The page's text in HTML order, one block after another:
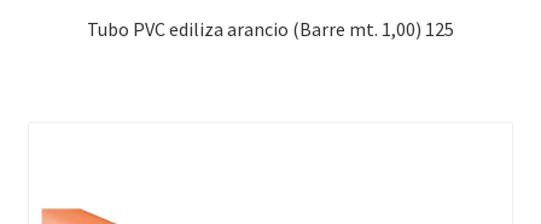
Tubo PVC ediliza arancio (Barre mt. 1,00) 125